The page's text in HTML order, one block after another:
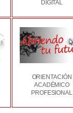
DIGITAL
ORIENTACIÓN
ACADÉMICO
PROFESIONAL